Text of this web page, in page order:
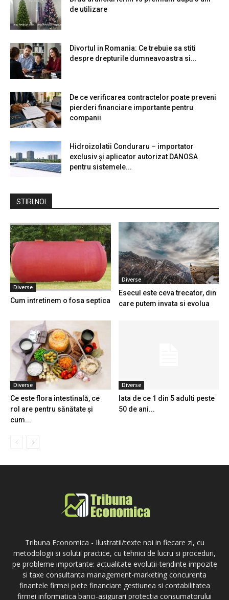
de utilizare
Divortul in Romania: Ce trebuie sa stiti
despre drepturile dumneavoastra si...
De ce verificarea contractelor poate preveni
pierderi financiare importante pentru
companii
Hidroizolatii Conduraru – importator
exclusiv și aplicator autorizat DANOSA
pentru sistemele...
STIRI NOI
Diverse
Cum intretinem o fosa septica
Diverse
Esecul este ceva trecator, din
care putem invata si evolua
Diverse
Ce este flora intestinală, ce
rol are pentru sănătate și
cum...
Diverse
Iata de ce 1 din 5 adulti peste
50 de ani...
Tribuna Economica - Ilustratii/texte noi in fiecare zi, cu
metodologii si solutii practice, cu tehnici de lucru si proceduri,
pe probleme importante: actualitate evolutii-tendinte impozite
si taxe consultanta management-marketing concurenta
finantele firmei piete financiare gestiunea si contabilitatea
firmei informatica banci-asigurari protectia consumatorului